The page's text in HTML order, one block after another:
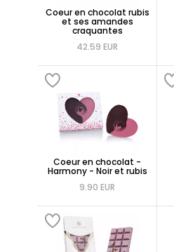
Coeur en chocolat rubis
et ses amandes
craquantes
42.59 EUR
Coeur en chocolat -
Harmony - Noir et rubis
9.90 EUR